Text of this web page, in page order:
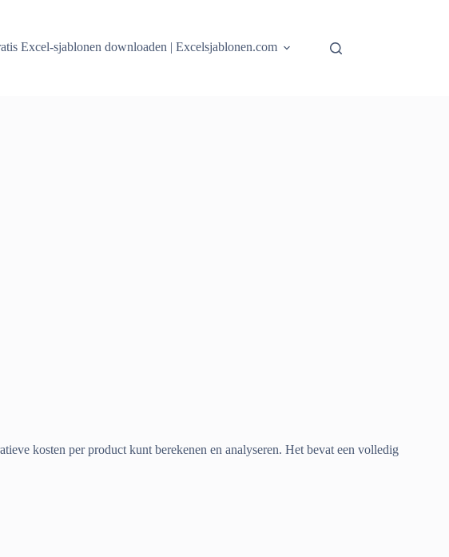
Excel-sjablonen downloaden | Excelsjablonen.com
kosten per product kunt berekenen en analyseren. Het bevat een volledig